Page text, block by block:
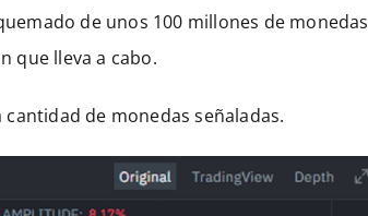
de unos 100 millones de monedas
que lleva a cabo.
de monedas señaladas.